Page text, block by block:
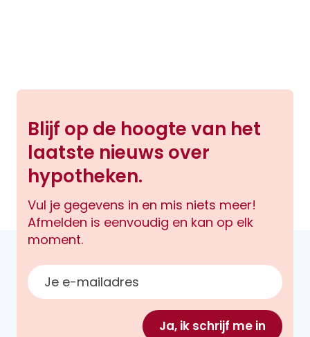
Blijf op de hoogte van het
laatste nieuws over
hypotheken.
Vul je gegevens in en mis niets meer!
Afmelden is eenvoudig en kan op elk
moment.
E-mailadres
Ja, ik schrijf me in